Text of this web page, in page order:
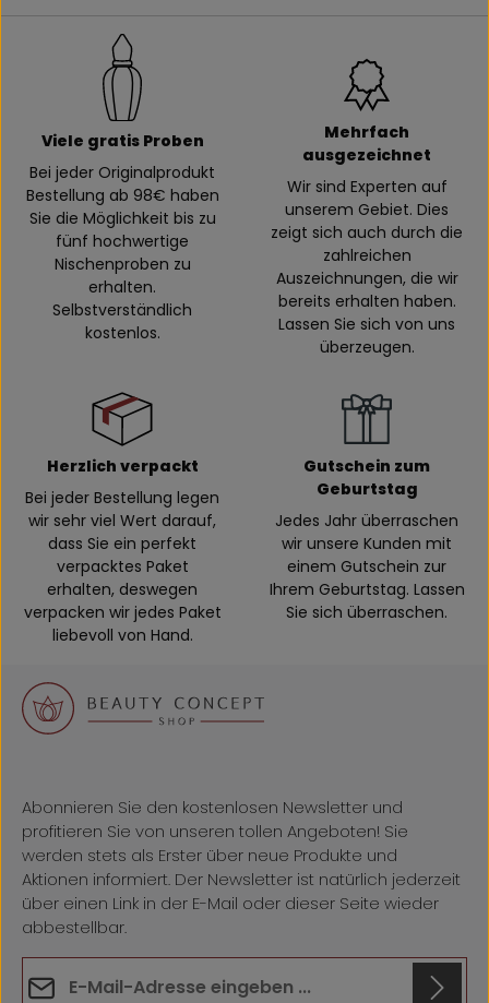
Viele gratis Proben
Bei jeder Originalprodukt
Bestellung ab 98€ haben
Sie die Möglichkeit bis zu
fünf hochwertige
Nischenproben zu
erhalten.
Selbstverständlich
kostenlos.
Mehrfach
ausgezeichnet
Wir sind Experten auf
unserem Gebiet. Dies
zeigt sich auch durch die
zahlreichen
Auszeichnungen, die wir
bereits erhalten haben.
Lassen Sie sich von uns
überzeugen.
Herzlich verpackt
Bei jeder Bestellung legen
wir sehr viel Wert darauf,
dass Sie ein perfekt
verpacktes Paket
erhalten, deswegen
verpacken wir jedes Paket
liebevoll von Hand.
Gutschein zum
Geburtstag
Jedes Jahr überraschen
wir unsere Kunden mit
einem Gutschein zur
Ihrem Geburtstag. Lassen
Sie sich überraschen.
Abonnieren Sie den kostenlosen Newsletter und
profitieren Sie von unseren tollen Angeboten! Sie
werden stets als Erster über neue Produkte und
Aktionen informiert. Der Newsletter ist natürlich jederzeit
über einen Link in der E-Mail oder dieser Seite wieder
abbestellbar.